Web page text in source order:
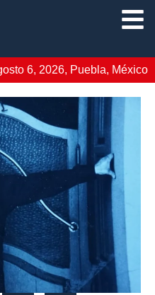
6, 2026, Puebla, México